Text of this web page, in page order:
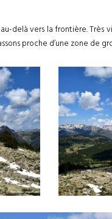
delà vers la frontière.
proche d’une zone de